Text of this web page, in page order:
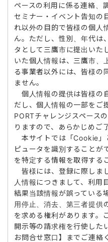
ペースの利用に係る連絡、
セミナー・イベント告知の
れ以外の目的で皆様の個人
ん。ただし、性別、年代は
タとして三鷹市に提出いた
いた個人情報は、三鷹市、
る事業者以外には、皆様の
ません。
個人情報の提供は皆様の
だし、個人情報の一部をご
PORTチャレンジスペース
りますので、あらかじめご
本サイトでは「Cookie」
ピュータを識別することが
を特定する情報を取得する
皆様には、登録に際しま
人情報につきまして、利用
結果当該情報が誤っている
用停止、消去、第三者提供
を求める権利があります。
開示等の請求権を行使した
お問合せ窓口】までご連絡